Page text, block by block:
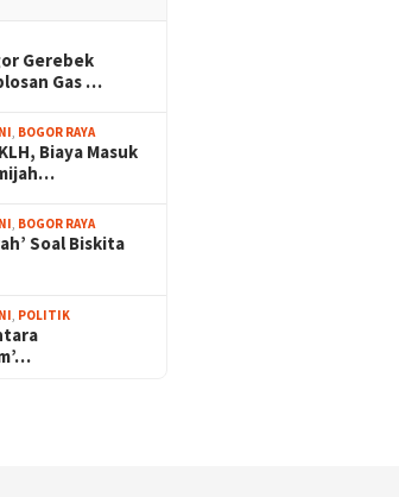
Gerebek
Gas …
, BOGOR RAYA
Biaya Masuk
, BOGOR RAYA
Soal Biskita
, POLITIK